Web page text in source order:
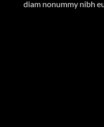
diam nonummy nibh